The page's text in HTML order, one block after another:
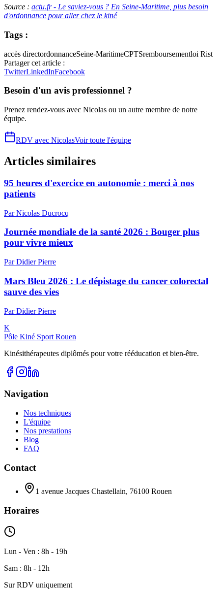
Source : actu.fr - Le saviez-vous ? En Seine-Maritime, plus besoin
d'ordonnance pour aller chez le kiné
Tags :
accès directordonnanceSeine-MaritimeCPTSremboursementloi Rist
Partager cet article :
TwitterLinkedInFacebook
Besoin d'un avis professionnel ?
Prenez rendez-vous avec Nicolas ou un autre membre de notre
équipe.
RDV avec NicolasVoir toute l'équipe
Articles similaires
95 heures d'exercice en autonomie : merci à nos
patients
ParNicolas Ducrocq
Journée mondiale de la santé 2026 : Bouger plus
pour vivre mieux
ParDidier Pierre
Mars Bleu 2026 : Le dépistage du cancer colorectal
sauve des vies
ParDidier Pierre
K
Pôle Kiné Sport Rouen
Kinésithérapeutes diplômés pour votre rééducation et bien-être.
Navigation
Nos techniques
L'équipe
Nos prestations
Blog
FAQ
Contact
1 avenue Jacques Chastellain, 76100 Rouen
Horaires
Lun - Ven : 8h - 19h
Sam : 8h - 12h
Sur RDV uniquement